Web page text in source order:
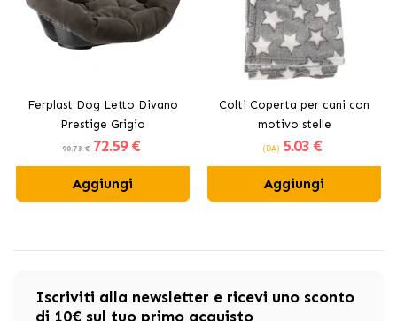
Ferplast Dog Letto Divano
Prestige Grigio
90.73 € 72.59 €
Aggiungi
Colti Coperta per cani con
motivo stelle
(DA) 5.03 €
Aggiungi
Iscriviti alla newsletter e ricevi uno sconto
di 10€ sul tuo primo acquisto